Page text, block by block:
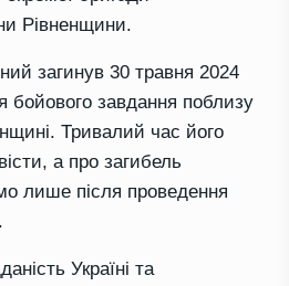
Рівненщини.
загинув 30 травня 2024
бойового завдання поблизу
Тривалий час його
а про загибель
лише після проведення
Україні та